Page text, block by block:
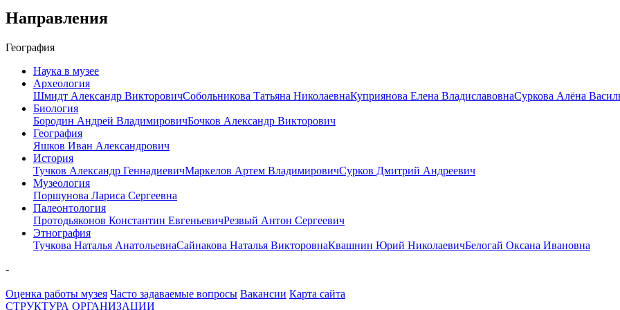
Направления
География
Наука в музее
Археология
Шмидт Александр ВикторовичСобольникова Татьяна НиколаевнаКуприянова Елена ВладиславовнаСуркова Алёна
Биология
Бородин Андрей ВладимировичБочков Александр Викторович
География
Яшков Иван Александрович
История
Тучков Александр ГеннадиевичМаркелов Артем ВладимировичСурков Дмитрий Андреевич
Музеология
Поршунова Лариса Сергеевна
Палеонтология
Протодьяконов Константин ЕвгеньевичРезвый Антон Сергеевич
Этнография
Тучкова Наталья АнатольевнаСайнакова Наталья ВикторовнаКвашнин Юрий НиколаевичБелогай Оксана Ивановна
-
Оценка работы музея Часто задаваемые вопросы Вакансии Карта сайта
СТРУКТУРА ОРГАНИЗАЦИИ